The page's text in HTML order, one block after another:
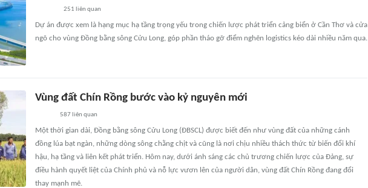
251 liên quan
Dự án được xem là hạng mục hạ tầng trọng yếu trong chiến lược phát triển cảng biển ở Cần Thơ và cửa
ngõ cho vùng Đồng bằng sông Cửu Long, góp phần tháo gỡ điểm nghẽn logistics kéo dài nhiều năm qua.
Vùng đất Chín Rồng bước vào kỷ nguyên mới
587 liên quan
Một thời gian dài, Đồng bằng sông Cửu Long (ĐBSCL) được biết đến như vùng đất của những cánh
đồng lúa bạt ngàn, những dòng sông chằng chịt và cũng là nơi chịu nhiều thách thức từ biến đổi khí
hậu, hạ tầng và liên kết phát triển. Hôm nay, dưới ánh sáng các chủ trương chiến lược của Đảng, sự
điều hành quyết liệt của Chính phủ và nỗ lực vươn lên của người dân, vùng đất Chín Rồng đang đổi
thay mạnh mẽ.